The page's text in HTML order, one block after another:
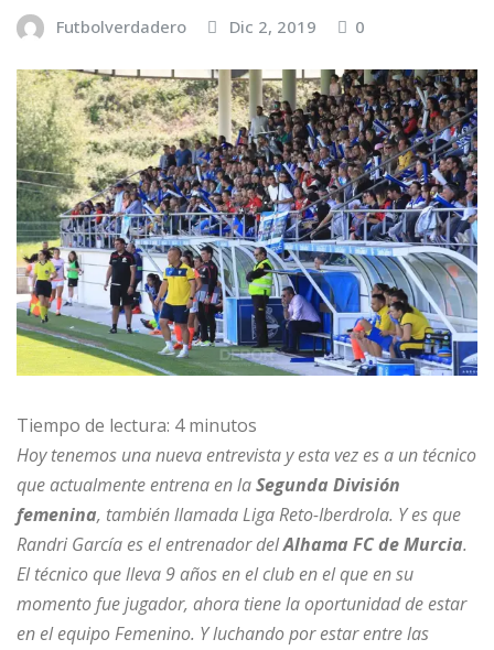
Futbolverdadero Dic 2, 2019 0
Tiempo de lectura: 4 minutos
Hoy tenemos una nueva entrevista y esta vez es a un técnico
que actualmente entrena en laSegunda División
femenina, también llamada Liga Reto-Iberdrola. Y es que
Randri García es el entrenador delAlhama FC de Murcia.
El técnico que lleva 9 años en el club en el que en su
momento fue jugador, ahora tiene la oportunidad de estar
en el equipo Femenino. Y luchando por estar entre las